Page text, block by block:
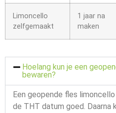
Limoncello
zelfgemaakt
1 jaar na
maken
Hoelang kun je een
bewaren?
Een geopende fles
de THT datum goed. Daarna